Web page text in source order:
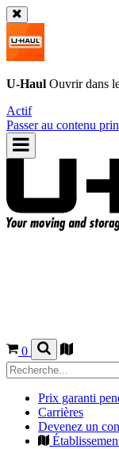
U-Haul Ouvrir dans
Actif
Passer au contenu
0
Prix garanti
Carrières
Devenez un